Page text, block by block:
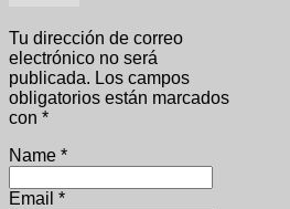
Tu dirección de correo
electrónico no será
publicada. Los campos
obligatorios están marcados
con *
Name *
Email *